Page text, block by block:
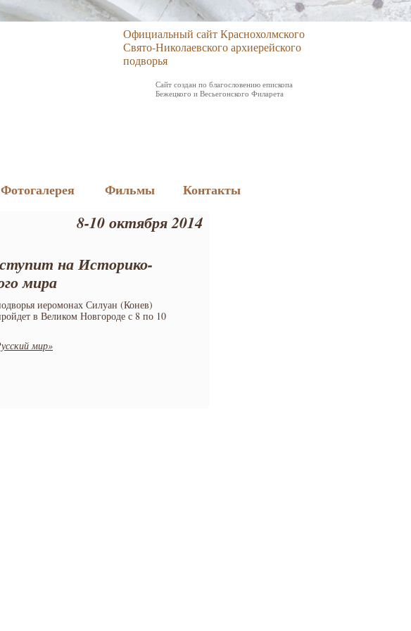
Официальный сайт Краснохолмского
Свято-Николаевского архиерейского
подворья
Сайт создан по благословению епископа
Бежецкого и Весьегонского Филарета
Фотогалерея Фильмы Контакты
8-10 октября 2014
на Историко-
мира
иеромонах Силуан (Конев)
в Великом Новгороде с 8 по 10
мир»